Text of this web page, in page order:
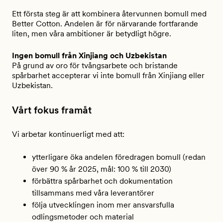
Ett första steg är att kombinera återvunnen bomull med
Better Cotton. Andelen är för närvarande fortfarande
liten, men våra ambitioner är betydligt högre.
Ingen bomull från Xinjiang och Uzbekistan
På grund av oro för tvångsarbete och bristande
spårbarhet accepterar vi inte bomull från Xinjiang eller
Uzbekistan.
Vårt fokus framåt
Vi arbetar kontinuerligt med att:
ytterligare öka andelen föredragen bomull (redan
över 90 % år 2025, mål: 100 % till 2030)
förbättra spårbarhet och dokumentation
tillsammans med våra leverantörer
följa utvecklingen inom mer ansvarsfulla
odlingsmetoder och material